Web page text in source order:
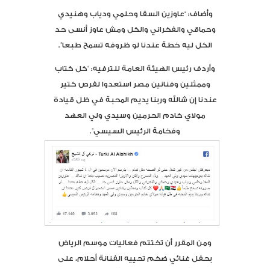
وأضاف: “عاوزين السقا وحلمي ودياب وهنيدي
وحماقي والفخراني والكل ومش عاوز أنسى حد
الكل ليه خطة عندنا لو ظروفه تسمح طبعا”.
وأردف رئيس الهيئة العامة للترفيه: “كل كتاب
وممثلين وفنانين مصر استعدوا لفرص كتير
عندنا إن شالله وربنا يديم المحبة في ظل قيادة
مولاي خادم الحرمين وسيدي ولي العهد
وفخامة الرئيس السيسي”.
ومن المقرر أن تختتم فعاليات موسم الرياض
بحفل غنائي ضخم تحييه الفنانة أحلام، على